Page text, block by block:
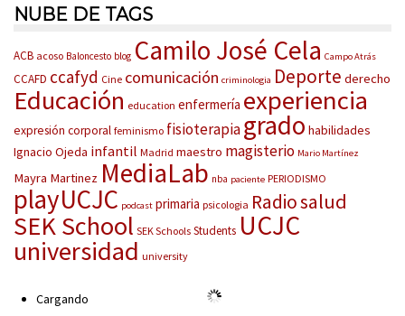
NUBE DE TAGS
ACB acoso Baloncesto blog Camilo José Cela Campo Atrás
CCAFD ccafyd Cine comunicación criminologia Deporte derecho
Educación education enfermería experiencia
expresión corporal feminismo fisioterapiagrado habilidades
Ignacio Ojeda infantil Madrid maestro magisterio Mario Martínez
Mayra Martinez MediaLab nba paciente PERIODISMO
playUCJC podcast primaria psicologia Radiosalud
SEK School SEK Schools Students UCJC
universidad university
Cargando